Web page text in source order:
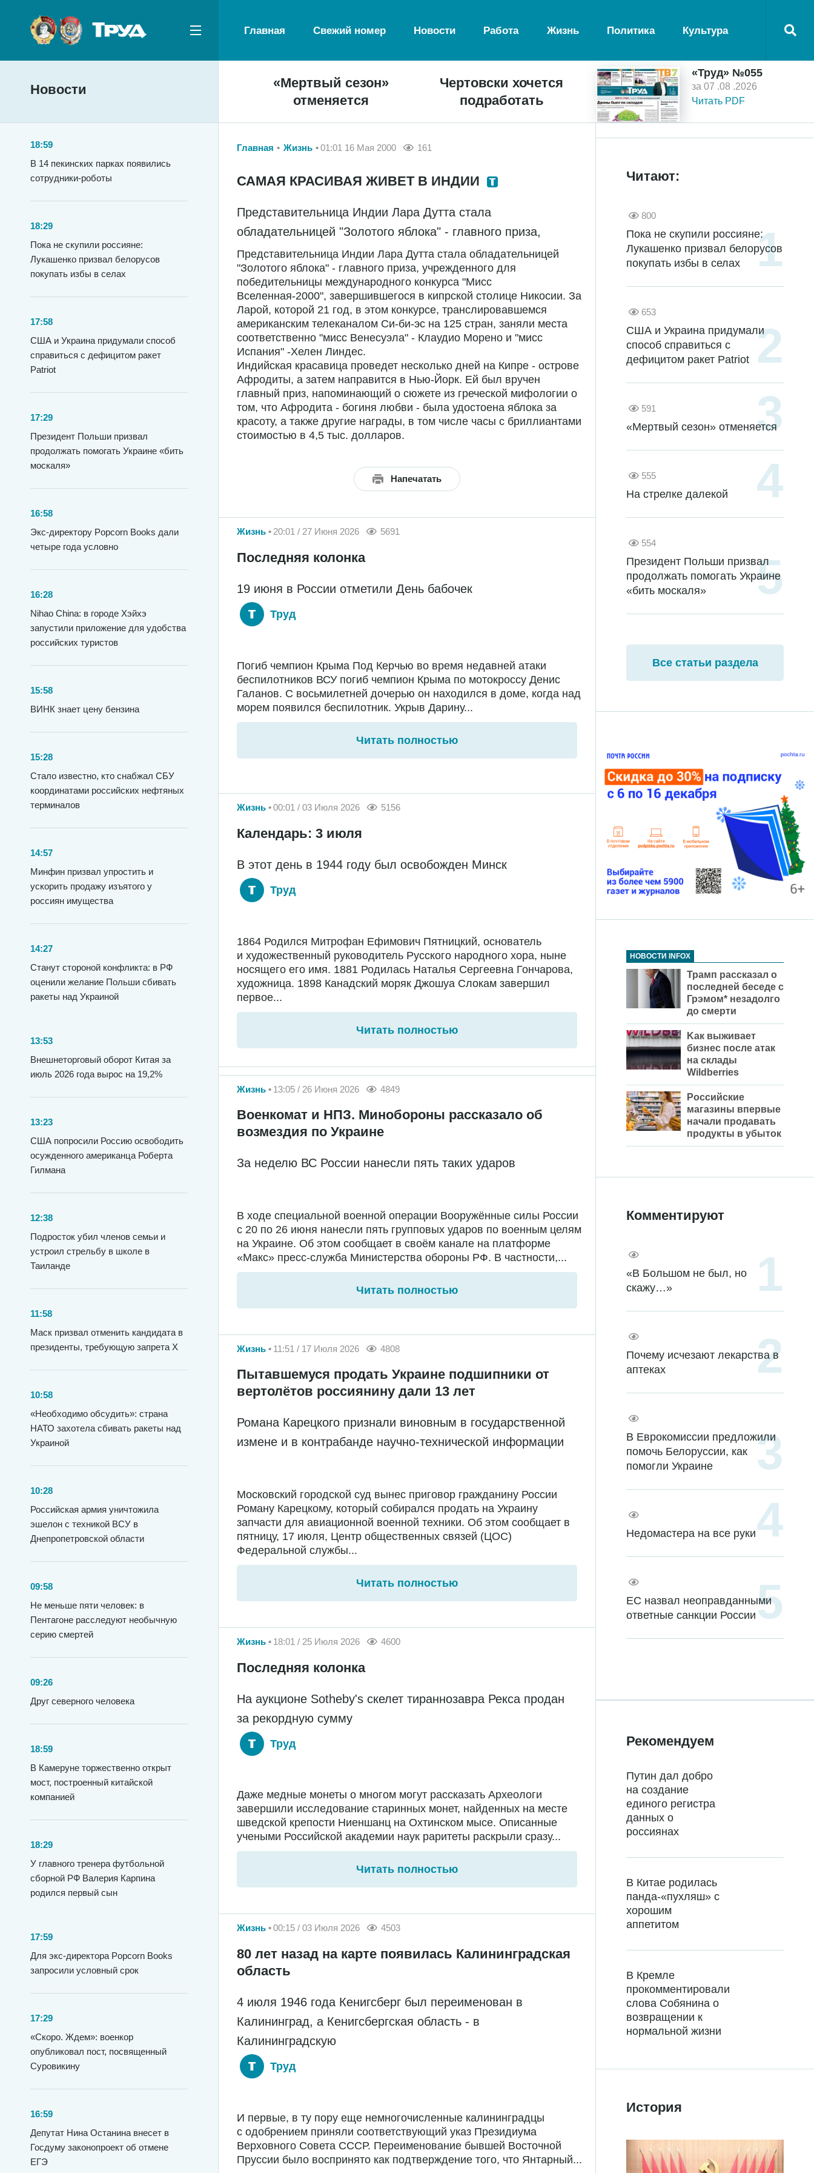
Главная Свежий номер Новости Работа Жизнь Политика Культура
Новости
«Мертвый сезон»
отменяется
Чертовски хочется
подработать
«Труд» №055
за 07 .08 .2026
Читать PDF
18:59
В 14 пекинских парках появились
сотрудники-роботы
18:29
Пока не скупили россияне:
Лукашенко призвал белорусов
покупать избы в селах
17:58
США и Украина придумали способ
справиться с дефицитом ракет
Patriot
17:29
Президент Польши призвал
продолжать помогать Украине «бить
москаля»
16:58
Экс-директору Popcorn Books дали
четыре года условно
16:28
Nihao China: в городе Хэйхэ
запустили приложение для удобства
российских туристов
15:58
ВИНК знает цену бензина
15:28
Стало известно, кто снабжал СБУ
координатами российских нефтяных
терминалов
14:57
Минфин призвал упростить и
ускорить продажу изъятого у
россиян имущества
14:27
Станут стороной конфликта: в РФ
оценили желание Польши сбивать
ракеты над Украиной
13:53
Внешнеторговый оборот Китая за
июль 2026 года вырос на 19,2%
13:23
США попросили Россию освободить
осужденного американца Роберта
Гилмана
12:38
Подросток убил членов семьи и
устроил стрельбу в школе в
Таиланде
11:58
Маск призвал отменить кандидата в
президенты, требующую запрета X
10:58
«Необходимо обсудить»: страна
НАТО захотела сбивать ракеты над
Украиной
10:28
Российская армия уничтожила
эшелон с техникой ВСУ в
Днепропетровской области
09:58
Не меньше пяти человек: в
Пентагоне расследуют необычную
серию смертей
09:26
Друг северного человека
18:59
В Камеруне торжественно открыт
мост, построенный китайской
компанией
18:29
У главного тренера футбольной
сборной РФ Валерия Карпина
родился первый сын
17:59
Для экс-директора Popcorn Books
запросили условный срок
17:29
«Скоро. Ждем»: военкор
опубликовал пост, посвященный
Суровикину
16:59
Депутат Нина Останина внесет в
Госдуму законопроект об отмене
ЕГЭ
Главная Жизнь 01:01 16 Мая 2000 161
САМАЯ КРАСИВАЯ ЖИВЕТ В ИНДИИ
Представительница Индии Лара Дутта стала
обладательницей "Золотого яблока" - главного приза,
Представительница Индии Лара Дутта стала обладательницей
"Золотого яблока" - главного приза, учрежденного для
победительницы международного конкурса "Мисс
Вселенная-2000", завершившегося в кипрской столице Никосии. За
Ларой, которой 21 год, в этом конкурсе, транслировавшемся
американским телеканалом Си-би-эс на 125 стран, заняли места
соответственно "мисс Венесуэла" - Клаудио Морено и "мисс
Испания" -Хелен Линдес.
Индийская красавица проведет несколько дней на Кипре - острове
Афродиты, а затем направится в Нью-Йорк. Ей был вручен
главный приз, напоминающий о сюжете из греческой мифологии о
том, что Афродита - богиня любви - была удостоена яблока за
красоту, а также другие награды, в том числе часы с бриллиантами
стоимостью в 4,5 тыс. долларов.
Напечатать
Жизнь 20:01 / 27 Июня 2026 5691
Последняя колонка
19 июня в России отметили День бабочек
Труд
Погиб чемпион Крыма Под Керчью во время недавней атаки
беспилотников ВСУ погиб чемпион Крыма по мотокроссу Денис
Галанов. С восьмилетней дочерью он находился в доме, когда над
морем появился беспилотник. Укрыв Дарину...
Читать полностью
Жизнь 00:01 / 03 Июля 2026 5156
Календарь: 3 июля
В этот день в 1944 году был освобожден Минск
Труд
1864 Родился Митрофан Ефимович Пятницкий, основатель
и художественный руководитель Русского народного хора, ныне
носящего его имя. 1881 Родилась Наталья Сергеевна Гончарова,
художница. 1898 Канадский моряк Джошуа Слокам завершил
первое...
Читать полностью
Жизнь 13:05 / 26 Июня 2026 4849
Военкомат и НПЗ. Минобороны рассказало об
возмездия по Украине
За неделю ВС России нанесли пять таких ударов
В ходе специальной военной операции Вооружённые силы России
с 20 по 26 июня нанесли пять групповых ударов по военным целям
на Украине. Об этом сообщает в своём канале на платформе
«Макс» пресс-служба Министерства обороны РФ. В частности,...
Читать полностью
Жизнь 11:51 / 17 Июля 2026 4808
Пытавшемуся продать Украине подшипники от
вертолётов россиянину дали 13 лет
Романа Карецкого признали виновным в государственной
измене и в контрабанде научно-технической информации
Московский городской суд вынес приговор гражданину России
Роману Карецкому, который собирался продать на Украину
запчасти для авиационной военной техники. Об этом сообщает в
пятницу, 17 июля, Центр общественных связей (ЦОС)
Федеральной службы...
Читать полностью
Жизнь 18:01 / 25 Июля 2026 4600
Последняя колонка
На аукционе Sotheby's скелет тираннозавра Рекса продан
за рекордную сумму
Труд
Даже медные монеты о многом могут рассказать Археологи
завершили исследование старинных монет, найденных на месте
шведской крепости Ниеншанц на Охтинском мысе. Описанные
учеными Российской академии наук раритеты раскрыли сразу...
Читать полностью
Жизнь 00:15 / 03 Июля 2026 4503
80 лет назад на карте появилась Калининградская
область
4 июля 1946 года Кенигсберг был переименован в
Калининград, а Кенигсбергская область - в
Калининградскую
Труд
И первые, в ту пору еще немногочисленные калининградцы
с одобрением приняли соответствующий указ Президиума
Верховного Совета СССР. Переименование бывшей Восточной
Пруссии было воспринято как подтверждение того, что Янтарный...
Читают:
800
Пока не скупили россияне:
Лукашенко призвал белорусов
покупать избы в селах
653
США и Украина придумали
способ справиться с
дефицитом ракет Patriot
591
«Мертвый сезон» отменяется
555
На стрелке далекой
554
Президент Польши призвал
продолжать помогать Украине
«бить москаля»
Все статьи раздела
НОВОСТИ INFOX
Трамп рассказал о
последней беседе с
Грэмом* незадолго
до смерти
Kак выживает
бизнес после атак
на склады
Wildberries
Российские
магазины впервые
начали продавать
продукты в убыток
Комментируют
«В Большом не был, но
скажу…»
Почему исчезают лекарства в
аптеках
В Еврокомиссии предложили
помочь Белоруссии, как
помогли Украине
Недомастера на все руки
ЕС назвал неоправданными
ответные санкции России
Рекомендуем
Путин дал добро
на создание
единого регистра
данных о
россиянах
В Китае родилась
панда-«пухляш» с
хорошим
аппетитом
В Кремле
прокомментировали
слова Собянина о
возвращении к
нормальной жизни
История